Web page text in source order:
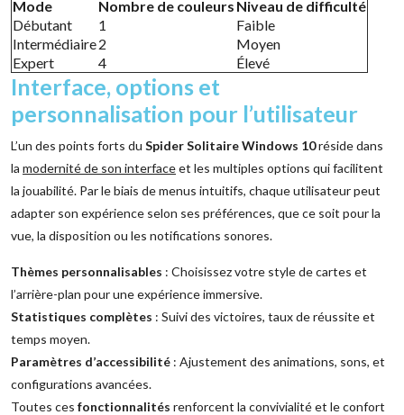
Mode Nombre de couleurs Niveau de difficulté
Débutant
1
Faible
Intermédiaire2
Moyen
Expert
4 Élevé
Interface, options et
personnalisation pour l’utilisateur
L’un des points forts du Spider Solitaire Windows 10réside dans
la modernité de son interfaceet les multiples options qui facilitent
la jouabilité. Par le biais de menus intuitifs, chaque utilisateur peut
adapter son expérience selon ses préférences, que ce soit pour la
vue, la disposition ou les notifications sonores.
Thèmes personnalisables : Choisissez votre style de cartes et
l’arrière-plan pour une expérience immersive.
Statistiques complètes : Suivi des victoires, taux de réussite et
temps moyen.
Paramètres d’accessibilité : Ajustement des animations, sons, et
configurations avancées.
Toutes ces fonctionnalités renforcent la convivialité et le confort